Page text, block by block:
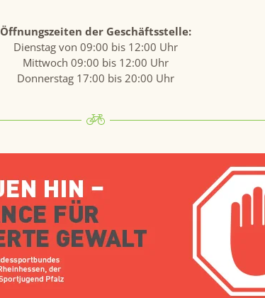
Öffnungszeiten der Geschäftsstelle:
Dienstag von 09:00 bis 12:00 Uhr
Mittwoch 09:00 bis 12:00 Uhr
Donnerstag 17:00 bis 20:00 Uhr